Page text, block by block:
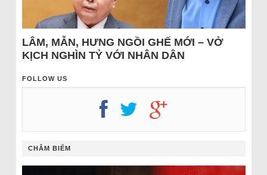
LÂM, MẪN, HƯNG NGỒI GHẾ MỚI – VỞ
KỊCH NGHÌN TỶ VỚI NHÂN DÂN
FOLLOW US
CHÂM BIẾM